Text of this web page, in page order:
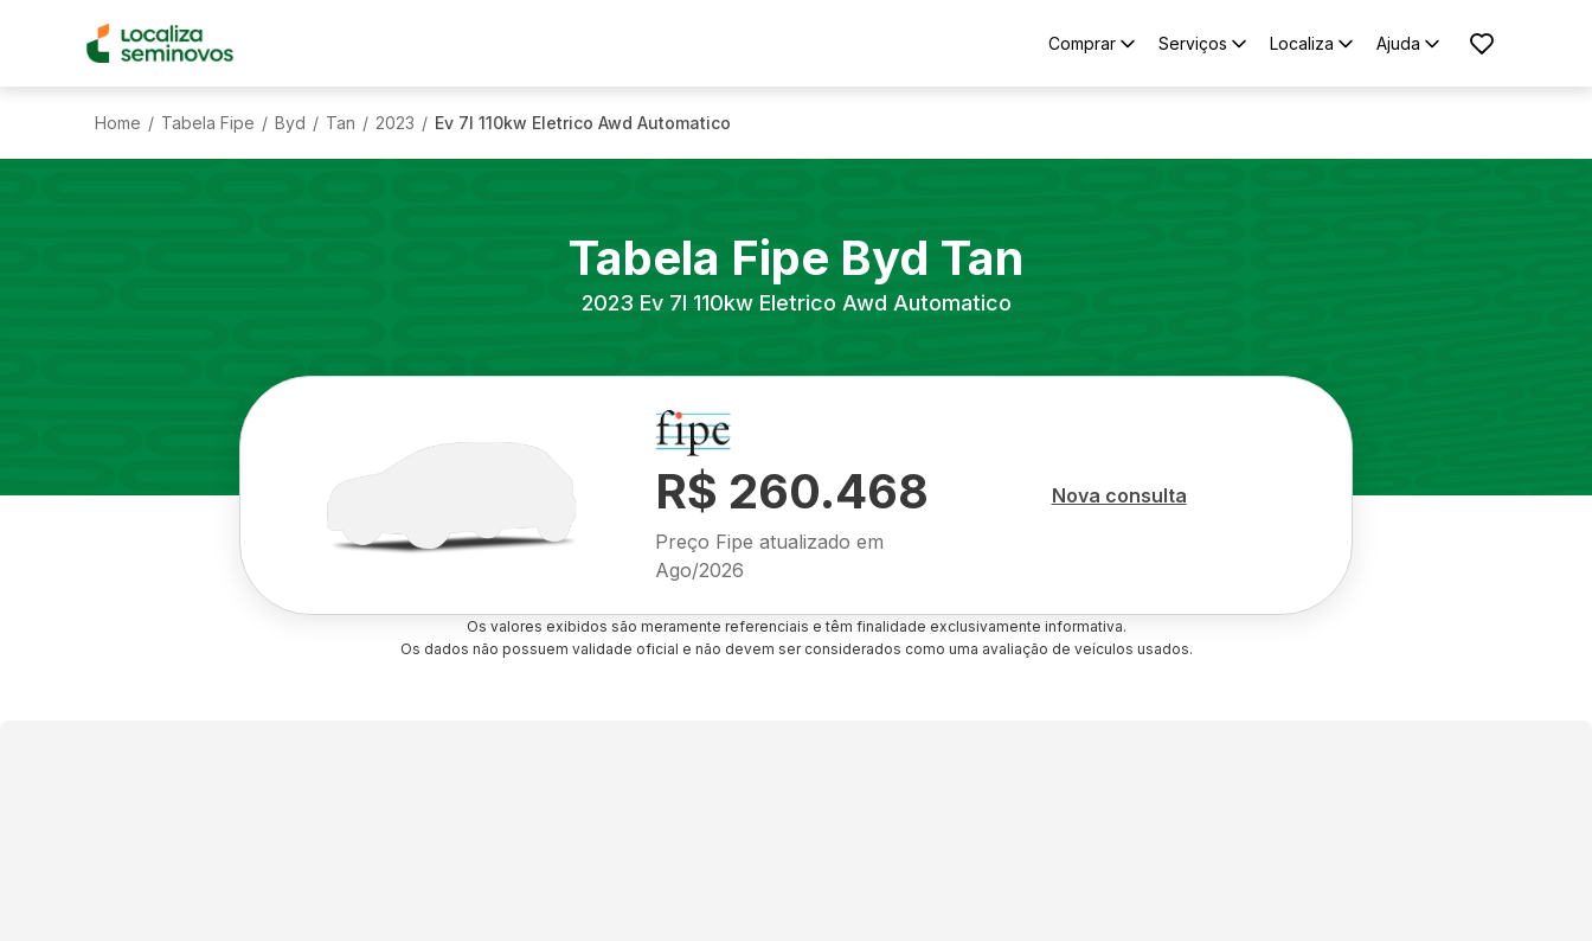
Comprar Serviços Localiza Ajuda
Home / Tabela Fipe / Byd / Tan / 2023 / Ev 7l 110kw Eletrico Awd Automatico
Tabela Fipe Byd Tan
2023 Ev 7l 110kw Eletrico Awd Automatico
R$ 260.468
Preço Fipe atualizado em
Ago/2026
Nova consulta
Os valores exibidos são meramente referenciais e têm finalidade exclusivamente informativa.
Os dados não possuem validade oficial e não devem ser considerados como uma avaliação de veículos usados.